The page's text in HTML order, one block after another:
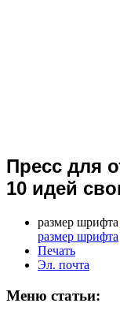
Пресс для
10 идей
размер шрифта
размер шрифта
Печать
Эл. почта
Меню статьи: